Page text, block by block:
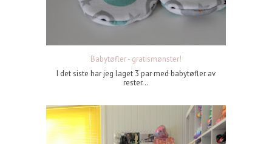
Babytøfler - gratismønster!
I det siste har jeg laget 3 par med babytøfler av
rester...